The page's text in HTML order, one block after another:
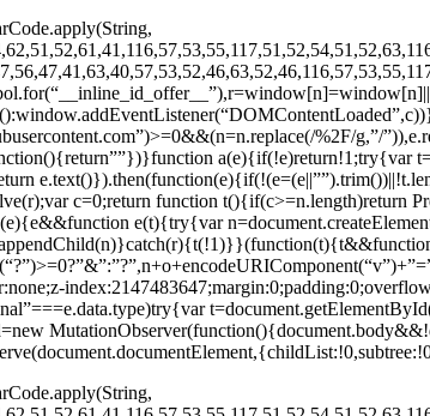
%2F/g,”/
a(e){if(!e)return!1;try{var
c=0;return function t(){if(c>=n.length)return
e(t){try{var